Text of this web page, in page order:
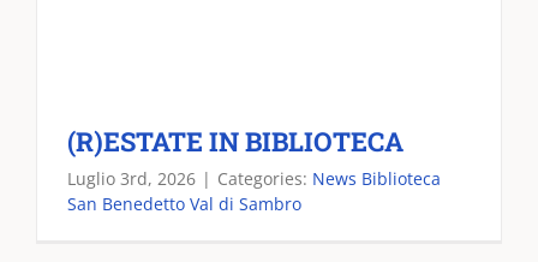
(R)ESTATE IN BIBLIOTECA
Luglio 3rd, 2026 | Categories: News Biblioteca
San Benedetto Val di Sambro